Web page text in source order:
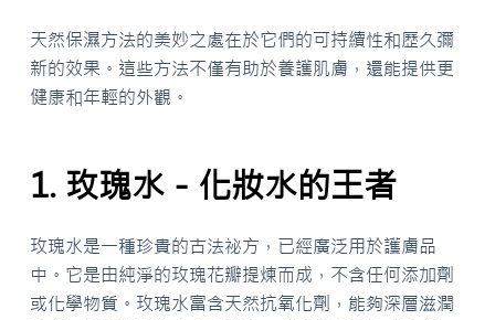
天然保濕方法的美妙之處在於它們的可持續性和歷久彌
新的效果。這些方法不僅有助於養護肌膚，還能提供更
健康和年輕的外觀。
1. 玫瑰水－化妝水的王者
玫瑰水是一種珍貴的古法祕方，已經廣泛用於護膚品
中。它是由純淨的玫瑰花瓣提煉而成，不含任何添加劑
或化學物質。玫瑰水富含天然抗氧化劑，能夠深層滋潤